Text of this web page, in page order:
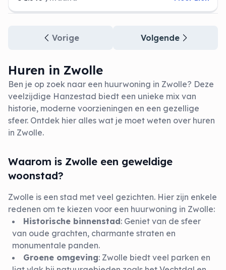
Vorige Volgende
Huren in Zwolle
Ben je op zoek naar een huurwoning in Zwolle? Deze
veelzijdige Hanzestad biedt een unieke mix van
historie, moderne voorzieningen en een gezellige
sfeer. Ontdek hier alles wat je moet weten over huren
in Zwolle.
Waarom is Zwolle een geweldige
woonstad?
Zwolle is een stad met veel gezichten. Hier zijn enkele
redenen om te kiezen voor een huurwoning in Zwolle:
Historische binnenstad: Geniet van de sfeer
van oude grachten, charmante straten en
monumentale panden.
Groene omgeving: Zwolle biedt veel parken en